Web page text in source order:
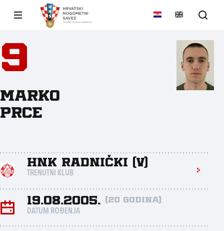
9
Marko
Prce
HNK Radnički (V)
TRENUTNI KLUB
19.08.2005. (20 godina)
DATUM ROĐENJA